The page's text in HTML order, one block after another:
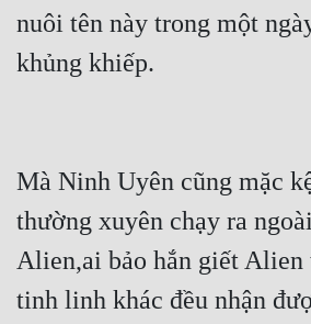
Điềm Đạm
nuôi tên này trong một
khủng khiếp.
Mà Ninh Uyên cũng mặc
thường xuyên chạy ra
Alien,ai bảo hắn giết Alien
tinh linh khác đều nhận